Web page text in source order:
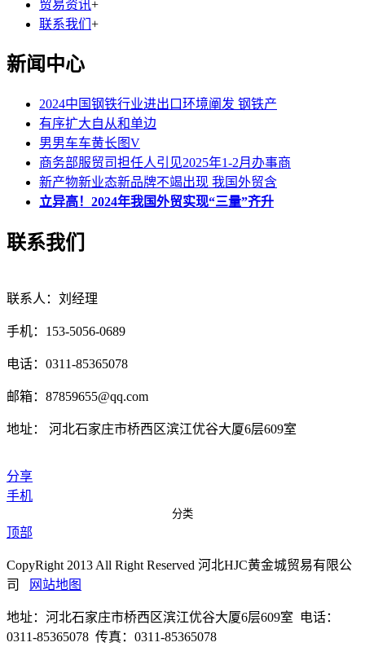
贸易资讯+
联系我们 +
新闻中心
2024中国钢铁行业进出口环境阐发 钢铁产
有序扩大自从和单边
男男车车黄长图V
商务部服贸司担任人引见2025年1-2月办事商
新产物新业态新品牌不竭出现 我国外贸含
立异高！2024年我国外贸实现“三量”齐升
联系我们
联系人：刘经理
手机：153-5056-0689
电话：0311-85365078
邮箱：87859655@qq.com
地址： 河北石家庄市桥西区滨江优谷大厦6层609室
分享
手机
分类
顶部
CopyRight 2013 All Right Reserved 河北HJC黄金城贸易有限公
司
网站地图
地址：河北石家庄市桥西区滨江优谷大厦6层609室 电话：
0311-85365078 传真：0311-85365078